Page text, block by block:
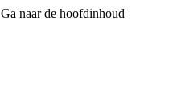
Ga naar de hoofdinhoud